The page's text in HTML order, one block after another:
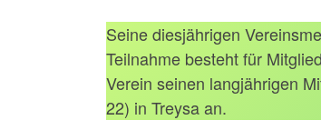
Seine diesjährigen
Teilnahme besteht für
Verein seinen langjährigen
22) in Treysa an.